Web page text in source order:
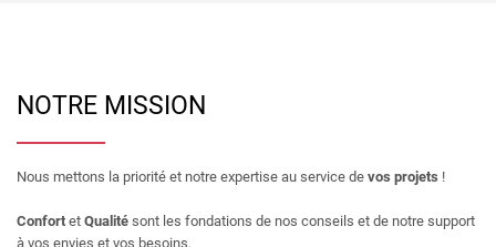
NOTRE MISSION
Nous mettons la priorité et notre expertise au service de vos projets !
Confort et Qualité sont les fondations de nos conseils et de notre support
à vos envies et vos besoins.